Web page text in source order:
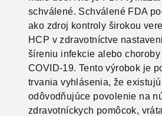
schválené. Schválené FDA
ako zdroj kontroly širokou
HCP v zdravotníctve
šíreniu infekcie alebo
COVID-19. Tento výrobok je
trvania vyhlásenia, že
odôvodňujúce povolenie na
zdravotníckych pomôcok,